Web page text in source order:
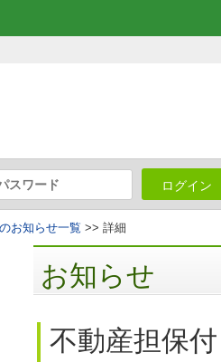
ログイン
お知らせ一覧 >> 詳細
お知らせ
不動産担保